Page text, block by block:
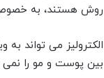
روش هستند، به خصوص
الکترولیز می تواند
بین پوست و مو را نمی